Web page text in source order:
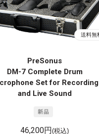
PreSonus
DM-7 Complete Drum
Set for Recording
and Live Sound
46,200円(税込)